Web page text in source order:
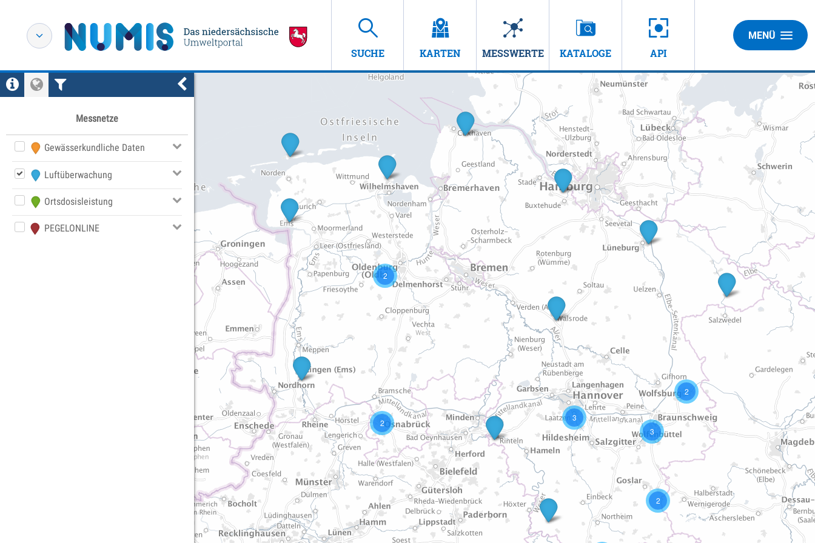
SUCHE KARTEN MESSWERTE KATALOGE API
MENÜ